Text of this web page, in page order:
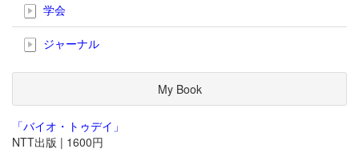
学会
ジャーナル
My Book
「バイオ・トゥデイ」
NTT出版 | 1600円